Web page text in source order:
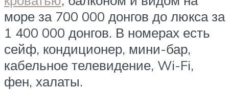
море за 700 000 донгов до люкса за
1 400 000 донгов. В номерах есть
сейф, кондиционер, мини-бар,
кабельное телевидение, Wi-Fi,
фен, халаты.